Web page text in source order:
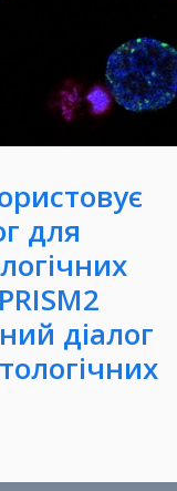
для
діалог